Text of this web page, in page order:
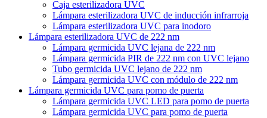
Caja esterilizadora UVC
Lámpara esterilizadora UVC de inducción infrarroja
Lámpara esterilizadora UVC para inodoro
Lámpara esterilizadora UVC de 222 nm
Lámpara germicida UVC lejana de 222 nm
Lámpara germicida PIR de 222 nm con UVC lejano
Tubo germicida UVC lejano de 222 nm
Lámpara germicida UVC con módulo de 222 nm
Lámpara germicida UVC para pomo de puerta
Lámpara germicida UVC LED para pomo de puerta
Lámpara germicida UVC para pomo de puerta